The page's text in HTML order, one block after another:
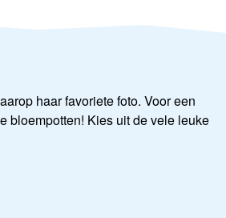
haar favoriete foto. Voor een
bloempotten! Kies uit de vele leuke